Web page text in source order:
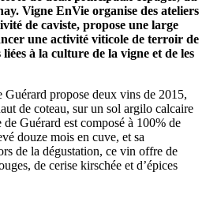
Vigne EnVie organise des ateliers
de caviste, propose une large
une activité viticole de terroir de
à la culture de la vigne et de les
propose deux vins de 2015,
de coteau, sur un sol argilo calcaire
Guérard est composé à 100% de
douze mois en cuve, et sa
de la dégustation, ce vin offre de
de cerise kirschée et d’épices